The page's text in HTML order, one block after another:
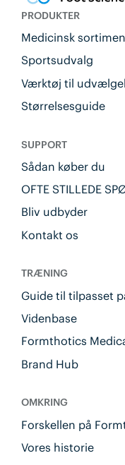
PRODUKTER
Medicinsk
Sportsudvalg
Værktøj til
Størrelsesguide
SUPPORT
Sådan køber du
OFTE STILLEDE
Bliv udbyder
Kontakt os
TRÆNING
Guide til tilpasset
Videnbase
Formthotics
Brand Hub
OMKRING
Forskellen på
Vores historie